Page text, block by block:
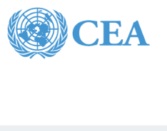
Aller
au
contenu